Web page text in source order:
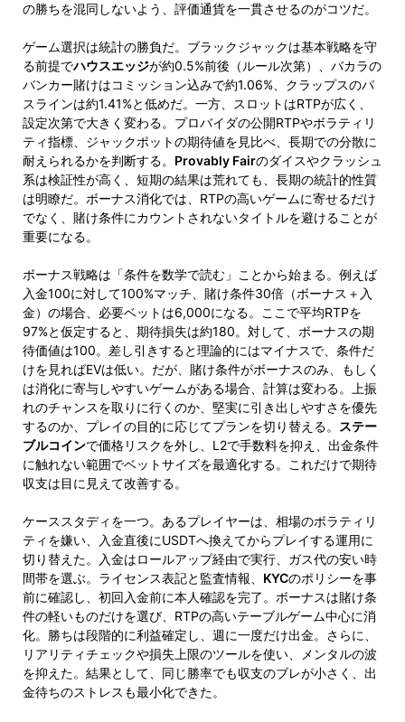
の勝ちを混同しないよう、評価通貨を一貫させるのがコツだ。
ゲーム選択は統計の勝負だ。ブラックジャックは基本戦略を守
る前提でハウスエッジが約0.5%前後（ルール次第）、バカラの
バンカー賭けはコミッション込みで約1.06%、クラップスのパ
スラインは約1.41%と低めだ。一方、スロットはRTPが広く、
設定次第で大きく変わる。プロバイダの公開RTPやボラティリ
ティ指標、ジャックポットの期待値を見比べ、長期での分散に
耐えられるかを判断する。 Provably Fairのダイスやクラッシュ
系は検証性が高く、短期の結果は荒れても、長期の統計的性質
は明瞭だ。ボーナス消化では、RTPの高いゲームに寄せるだけ
でなく、賭け条件にカウントされないタイトルを避けることが
重要になる。
ボーナス戦略は「条件を数学で読む」ことから始まる。例えば
入金100に対して100%マッチ、賭け条件30倍（ボーナス＋入
金）の場合、必要ベットは6,000になる。ここで平均RTPを
97%と仮定すると、期待損失は約180。対して、ボーナスの期
待価値は100。差し引きすると理論的にはマイナスで、条件だ
けを見ればEVは低い。だが、賭け条件がボーナスのみ、もしく
は消化に寄与しやすいゲームがある場合、計算は変わる。上振
れのチャンスを取りに行くのか、堅実に引き出しやすさを優先
するのか、プレイの目的に応じてプランを切り替える。
ステー
ブルコインで価格リスクを外し、L2で手数料を抑え、出金条件
に触れない範囲でベットサイズを最適化する。これだけで期待
収支は目に見えて改善する。
ケーススタディを一つ。あるプレイヤーは、相場のボラティリ
ティを嫌い、入金直後にUSDTへ換えてからプレイする運用に
切り替えた。入金はロールアップ経由で実行、ガス代の安い時
間帯を選ぶ。ライセンス表記と監査情報、 KYCのポリシーを事
前に確認し、初回入金前に本人確認を完了。ボーナスは賭け条
件の軽いものだけを選び、RTPの高いテーブルゲーム中心に消
化。勝ちは段階的に利益確定し、週に一度だけ出金。さらに、
リアリティチェックや損失上限のツールを使い、メンタルの波
を抑えた。結果として、同じ勝率でも収支のブレが小さく、出
金待ちのストレスも最小化できた。